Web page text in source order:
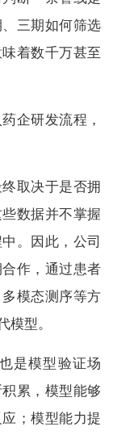
三期如何筛选
着数千万甚至
企研发流程，
取决于是否拥
数据并不掌握
。因此，公司
作，通过患者
模态测序等方
型。
是模型验证场
累，模型能够
；模型能力提